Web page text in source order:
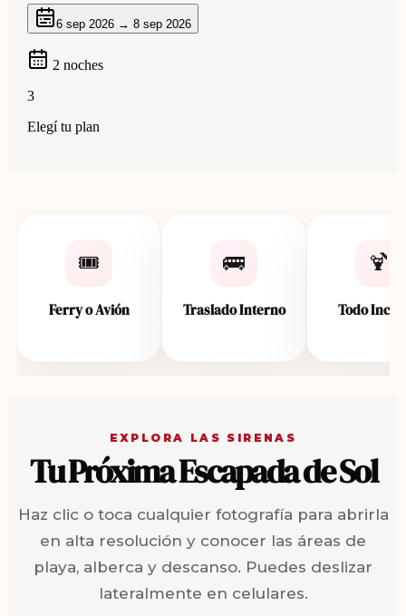
🎟️
Ferry o Avión
🚌
Traslado Interno
🍹
Todo
EXPLORA LAS SIRENAS
Tu Próxima Escapada de Sol
Haz clic o toca cualquier fotografía para abrirla
en alta resolución y conocer las áreas de
playa, alberca y descanso. Puedes deslizar
lateralmente en celulares.